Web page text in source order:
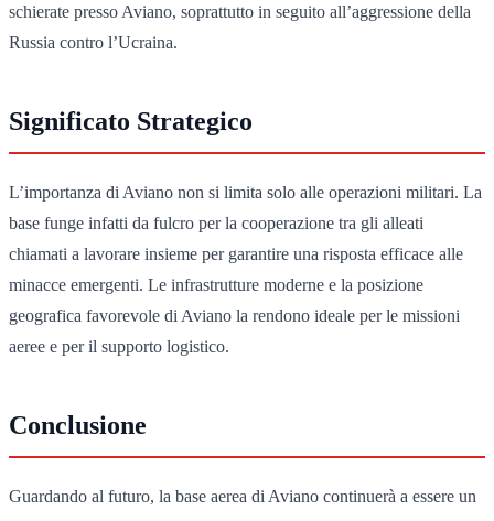
schierate presso Aviano, soprattutto in seguito all’aggressione della
Russia contro l’Ucraina.
Significato Strategico
L’importanza di Aviano non si limita solo alle operazioni militari. La
base funge infatti da fulcro per la cooperazione tra gli alleati
chiamati a lavorare insieme per garantire una risposta efficace alle
minacce emergenti. Le infrastrutture moderne e la posizione
geografica favorevole di Aviano la rendono ideale per le missioni
aeree e per il supporto logistico.
Conclusione
Guardando al futuro, la base aerea di Aviano continuerà a essere un